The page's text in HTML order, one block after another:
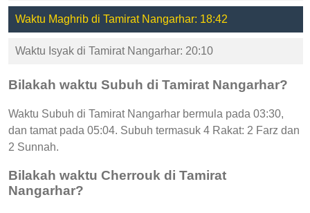
Waktu Maghrib di Tamirat Nangarhar: 18:42
Waktu Isyak di Tamirat Nangarhar: 20:10
Bilakah waktu Subuh di Tamirat Nangarhar?
Waktu Subuh di Tamirat Nangarhar bermula pada 03:30,
dan tamat pada 05:04. Subuh termasuk 4 Rakat: 2 Farz dan
2 Sunnah.
Bilakah waktu Cherrouk di Tamirat
Nangarhar?